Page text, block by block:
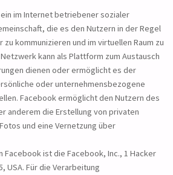
im Internet betriebener sozialer
die es den Nutzern in der Regel
kommunizieren und im virtuellen Raum zu
kann als Plattform zum Austausch
dienen oder ermöglicht es der
oder unternehmensbezogene
Facebook ermöglicht den Nutzern des
anderem die Erstellung von privaten
und eine Vernetzung über
ist die Facebook, Inc., 1 Hacker
USA. Für die Verarbeitung